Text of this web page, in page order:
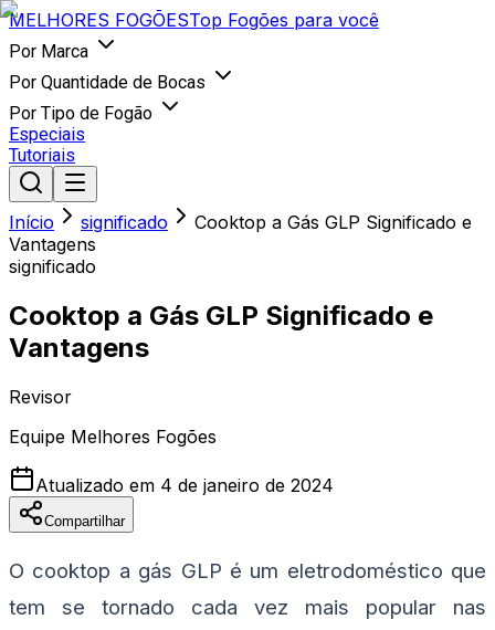
MELHORES FOGÕESTop Fogões para você
Por Marca
Por Quantidade de Bocas
Por Tipo de Fogão
Especiais
Tutoriais
Início significado
Cooktop a Gás GLP Significado e
Vantagens
significado
Cooktop a Gás GLP Significado e
Vantagens
Revisor
Equipe Melhores Fogões
Atualizado em 4 de janeiro de 2024
Compartilhar
O cooktop a gás GLP é um eletrodoméstico que
tem se tornado cada vez mais popular nas